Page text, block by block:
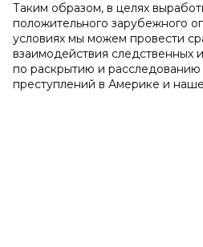
Таким образом, в целях
положительного зарубежного
условиях мы можем провести
взаимодействия следственных
по раскрытию и
преступлений в Америке и